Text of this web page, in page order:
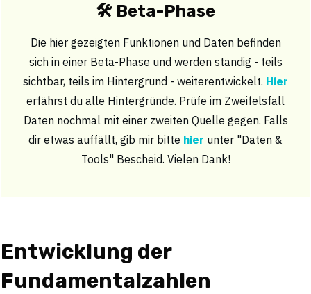
🛠 Beta-Phase
Die hier gezeigten Funktionen und Daten befinden
sich in einer Beta-Phase und werden ständig - teils
sichtbar, teils im Hintergrund - weiterentwickelt. Hier
erfährst du alle Hintergründe. Prüfe im Zweifelsfall
Daten nochmal mit einer zweiten Quelle gegen. Falls
dir etwas auffällt, gib mir bitte hier unter "Daten &
Tools" Bescheid. Vielen Dank!
Entwicklung der
Fundamentalzahlen